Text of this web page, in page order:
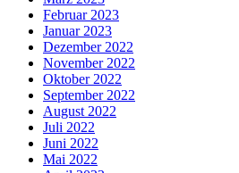
Februar 2023
Januar 2023
Dezember 2022
November 2022
Oktober 2022
September 2022
August 2022
Juli 2022
Juni 2022
Mai 2022